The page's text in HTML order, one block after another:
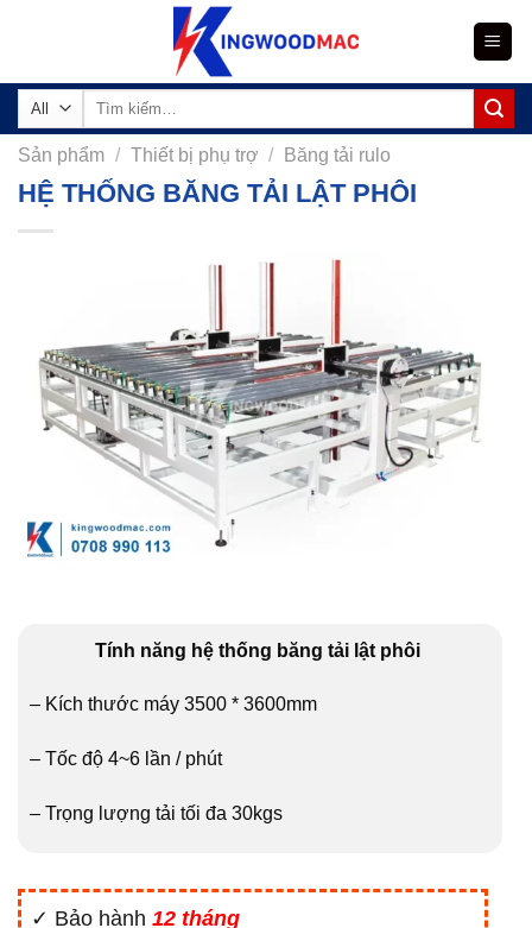
Tìm
Sản phẩm / Thiết bị phụ trợ / Băng tải rulo
HỆ THỐNG BĂNG TẢI LẬT PHÔI
Tính năng hệ thống băng tải lật phôi
– Kích thước máy 3500 * 3600mm
– Tốc độ 4~6 lần / phút
– Trọng lượng tải tối đa 30kgs
✓ Bảo hành 12 tháng